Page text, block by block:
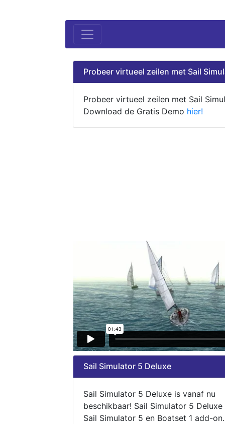
Probeer virtueel zeilen met Sail
Probeer virtueel zeilen met Sail
Download de Gratis Demo hier!
Sail Simulator 5 Deluxe
Sail Simulator 5 Deluxe is vanaf nu
beschikbaar! Sail Simulator 5
Sail Simulator 5 en Boatset 1 add-on.